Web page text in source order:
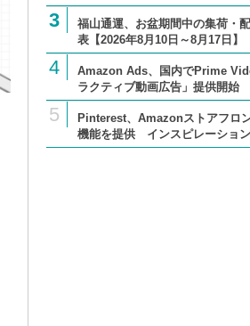
3
福山通運、お盆期間中の集荷・
表【2026年8月10日～8月17日】
4
Amazon Ads、国内でPrime
ラクティブ動画広告」提供開始
5
Pinterest、Amazonストアフロ
機能を提供 インスピレーショ